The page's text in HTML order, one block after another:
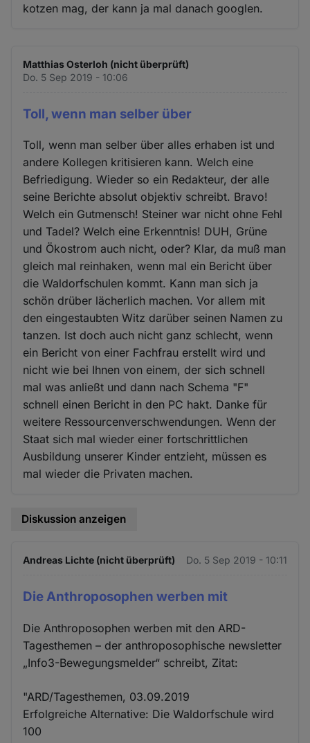
kotzen mag, der kann ja mal danach googlen.
Matthias Osterloh (nicht überprüft)
Do. 5 Sep 2019 - 10:06
Toll, wenn man selber über
Toll, wenn man selber über alles erhaben ist und
andere Kollegen kritisieren kann. Welch eine
Befriedigung. Wieder so ein Redakteur, der alle
seine Berichte absolut objektiv schreibt. Bravo!
Welch ein Gutmensch! Steiner war nicht ohne Fehl
und Tadel? Welch eine Erkenntnis! DUH, Grüne
und Ökostrom auch nicht, oder? Klar, da muß man
gleich mal reinhaken, wenn mal ein Bericht über
die Waldorfschulen kommt. Kann man sich ja
schön drüber lächerlich machen. Vor allem mit
den eingestaubten Witz darüber seinen Namen zu
tanzen. Ist doch auch nicht ganz schlecht, wenn
ein Bericht von einer Fachfrau erstellt wird und
nicht wie bei Ihnen von einem, der sich schnell
mal was anließt und dann nach Schema "F"
schnell einen Bericht in den PC hakt. Danke für
weitere Ressourcenverschwendungen. Wenn der
Staat sich mal wieder einer fortschrittlichen
Ausbildung unserer Kinder entzieht, müssen es
mal wieder die Privaten machen.
Diskussion anzeigen
Andreas Lichte (nicht überprüft) Do. 5 Sep 2019 - 10:11
Die Anthroposophen werben mit
Die Anthroposophen werben mit den ARD-
Tagesthemen – der anthroposophische newsletter
„Info3-Bewegungsmelder“ schreibt, Zitat:
"ARD/Tagesthemen, 03.09.2019
Erfolgreiche Alternative: Die Waldorfschule wird
100